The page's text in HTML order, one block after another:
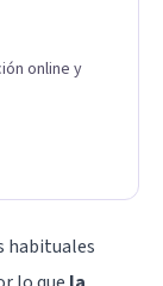
online y
habituales